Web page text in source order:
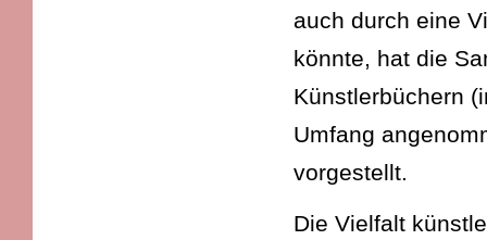
auch durch eine
könnte, hat die
Künstlerbüchern
Umfang
vorgestellt.
Die Vielfalt